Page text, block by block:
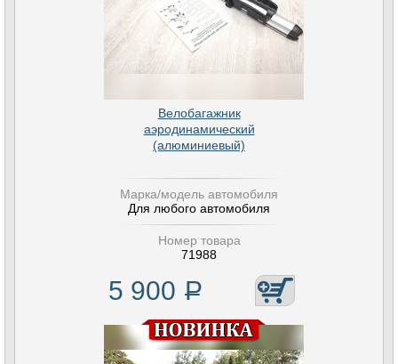
Велобагажник
аэродинамический
(алюминиевый)
Марка/модель автомобиля
Для любого автомобиля
Номер товара
71988
5 900 Р